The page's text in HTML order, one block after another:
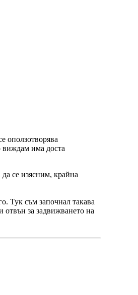
оползотворява
виждам има доста
се изясним, крайна
Тук съм започнал такава
отвън за задвижването на